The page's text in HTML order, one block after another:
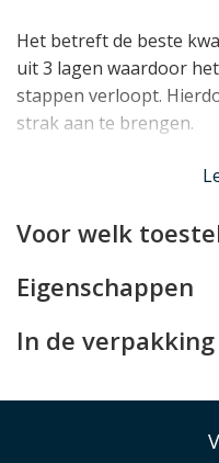
Het betreft de beste
uit 3 lagen waardoor
stappen verloopt.
strak aan te brengen.
Voor welk
Eigenschappen
In de verpakking